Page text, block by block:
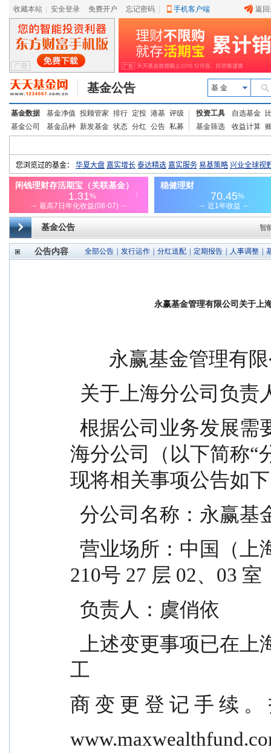
收藏本站 安全登录 免费开户 忘记密码 手机客户端 返
基金公告 基 金
基金数据 基金净值 投顾管家 排行 定投 港基 评级
基金公司
基金品种 新发基金 状态 分红 公告 私募
投资工具 自选基金
基金筛选
收益计算
基金公告 智
公告内容 全部公告 发行运作 分红送配 定期报告 人事调整
永赢基金管理有限公司关于上
永赢基金管理有
关于上海分公司负
海分公司（以下简称“
现将相关事项公告如
分公司名称：永赢
210号 27 层 02、03 室
  负责人：虞俏依
工
商 变 更 登 记 手 续